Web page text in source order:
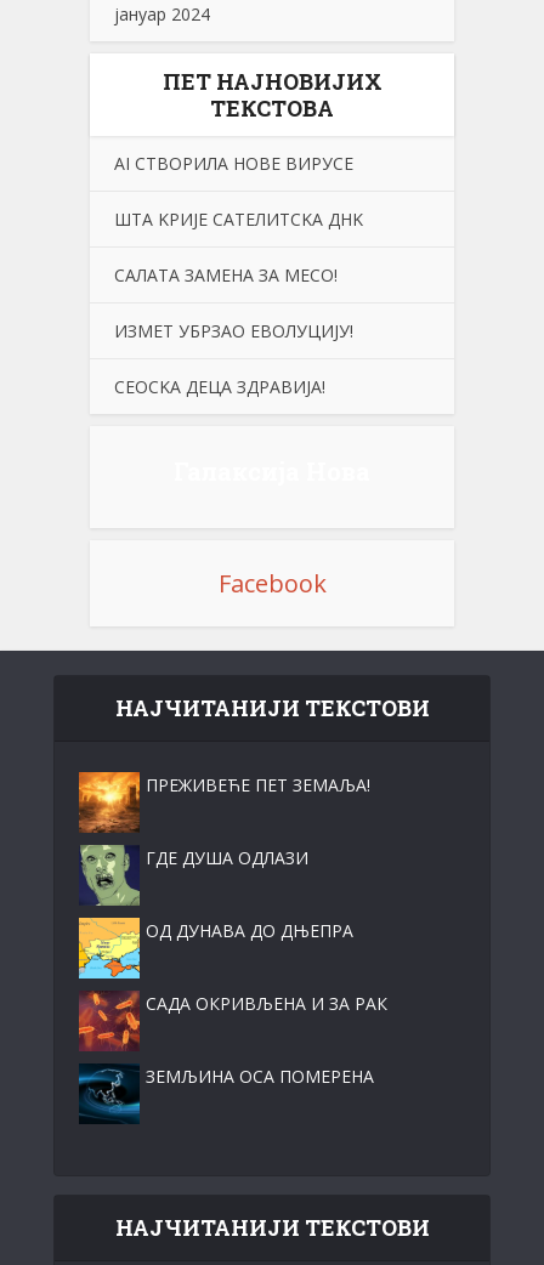
јануар 2024
ПЕТ НАЈНОВИЈИХ
ТЕКСТОВА
АI СТВОРИЛА НОВЕ ВИРУСЕ
ШТА KРИЈЕ САТЕЛИТСKА ДНK
САЛАТА ЗАМЕНА ЗА МЕСО!
ИЗМЕТ УБРЗАО ЕВОЛУЦИЈУ!
СЕОСKА ДЕЦА ЗДРАВИЈА!
Facebook
НАЈЧИТАНИЈИ ТЕКСТОВИ
ПРЕЖИВЕЋЕ ПЕТ ЗЕМАЉА!
ГДЕ ДУША ОДЛАЗИ
ОД ДУНАВА ДО ДЊЕПРА
САДА ОКРИВЉЕНА И ЗА РАК
ЗЕМЉИНА ОСА ПОМЕРЕНА
НАЈЧИТАНИЈИ ТЕКСТОВИ